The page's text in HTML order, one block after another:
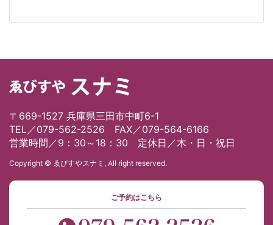
〒669-1527 兵庫県三田市中町6-1
TEL／079-562-2526 FAX／079-564-6166
営業時間／9：30～18：30 定休日／木・日・祝日
Copyright © ゑびすやスナミ, All right reserved.
ご予約はこちら